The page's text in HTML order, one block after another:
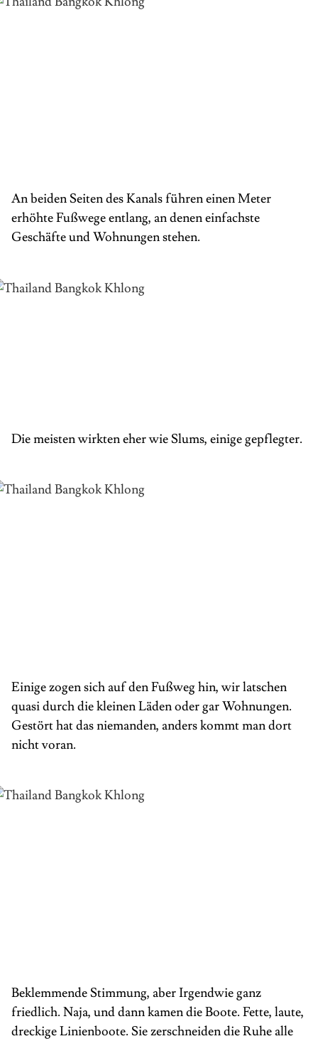
An beiden Seiten des Kanals führen einen Meter
erhöhte Fußwege entlang, an denen einfachste
Geschäfte und Wohnungen stehen.
Die meisten wirkten eher wie Slums, einige gepflegter.
Einige zogen sich auf den Fußweg hin, wir latschen
quasi durch die kleinen Läden oder gar Wohnungen.
Gestört hat das niemanden, anders kommt man dort
nicht voran.
Beklemmende Stimmung, aber Irgendwie ganz
friedlich. Naja, und dann kamen die Boote. Fette, laute,
dreckige Linienboote. Sie zerschneiden die Ruhe alle